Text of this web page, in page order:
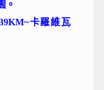
。
卡羅維瓦